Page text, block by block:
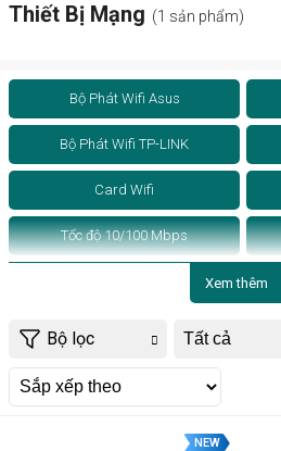
Thiết Bị Mạng (1 sản phẩm)
Bộ Phát Wifi Asus
Bộ Phát Wifi TP-LINK
Card Wifi
Tốc độ 10/100 Mbps
Xem thêm
Bộ lọc
NEW